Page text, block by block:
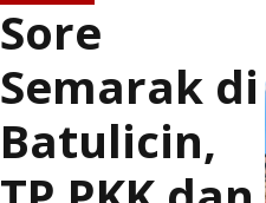
Sore
Semarak di
Batulicin,